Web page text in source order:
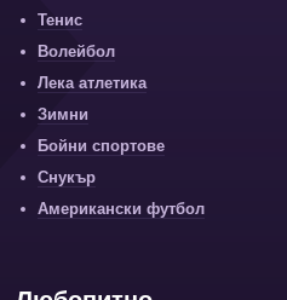
Тенис
Волейбол
Лека атлетика
Зимни
Бойни спортове
Снукър
Американски футбол